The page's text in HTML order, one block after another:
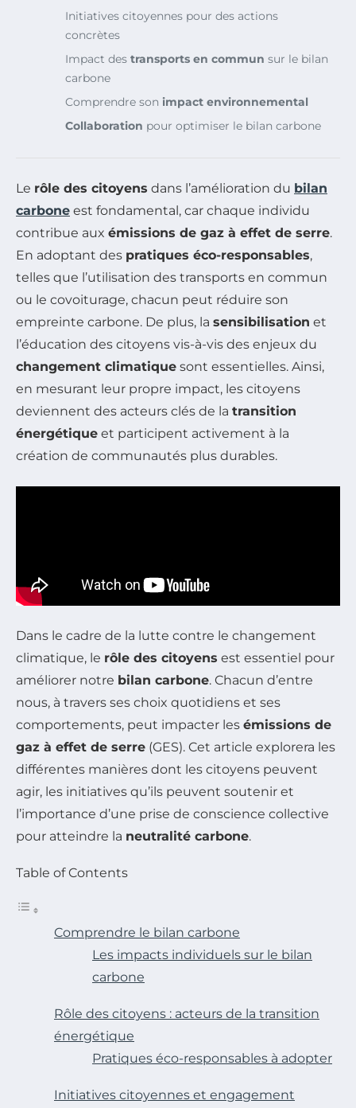
Initiatives citoyennes pour des actions
concrètes
Impact des transports en commun sur le bilan
carbone
Comprendre son impact environnemental
Collaboration pour optimiser le bilan carbone
Le rôle des citoyens dans l’amélioration du bilan
carbone est fondamental, car chaque individu
contribue aux émissions de gaz à effet de serre.
En adoptant des pratiques éco-responsables,
telles que l’utilisation des transports en commun
ou le covoiturage, chacun peut réduire son
empreinte carbone. De plus, la sensibilisation et
l’éducation des citoyens vis-à-vis des enjeux du
changement climatique sont essentielles. Ainsi,
en mesurant leur propre impact, les citoyens
deviennent des acteurs clés de la transition
énergétique et participent activement à la
création de communautés plus durables.
Dans le cadre de la lutte contre le changement
climatique, le rôle des citoyens est essentiel pour
améliorer notre bilan carbone. Chacun d’entre
nous, à travers ses choix quotidiens et ses
comportements, peut impacter les émissions de
gaz à effet de serre (GES). Cet article explorera les
différentes manières dont les citoyens peuvent
agir, les initiatives qu’ils peuvent soutenir et
l’importance d’une prise de conscience collective
pour atteindre la neutralité carbone.
Table of Contents
Comprendre le bilan carbone
Les impacts individuels sur le bilan
carbone
Rôle des citoyens : acteurs de la transition
énergétique
Pratiques éco-responsables à adopter
Initiatives citoyennes et engagement